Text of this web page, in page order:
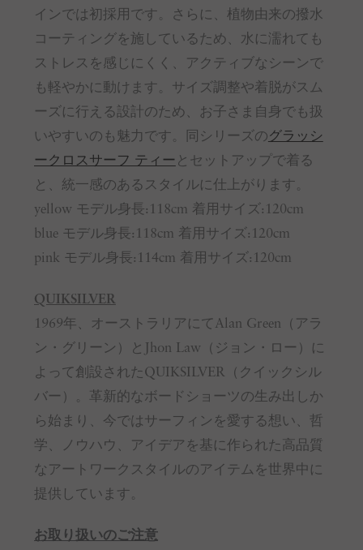
インでは初採用です。さらに、植物由来の撥水
コーティングを施しているため、水に濡れても
ストレスを感じにくく、アクティブなシーンで
も軽やかに動けます。サイズ調整や着脱がスム
ーズに行える設計のため、お子さま自身でも扱
いやすいのも魅力です。同シリーズのグラッシ
ークロスサーフ ティー とセットアップで着る
と、統一感のあるスタイルに仕上がります。
yellow モデル身長:118cm 着用サイズ:120cm
blue モデル身長:118cm 着用サイズ:120cm
pink モデル身長:114cm 着用サイズ:120cm
QUIKSILVER
1969年、オーストラリアにてAlan Green（アラ
ン・グリーン）とJhon Law（ジョン・ロー）に
よって創設されたQUIKSILVER（クイックシル
バー）。革新的なボードショーツの生み出しか
ら始まり、今ではサーフィンを愛する想い、哲
学、ノウハウ、アイデアを基に作られた高品質
なアートワークスタイルのアイテムを世界中に
提供しています。
お取り扱いのご注意